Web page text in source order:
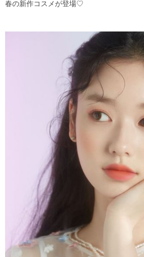
春の新作コスメが登場♡